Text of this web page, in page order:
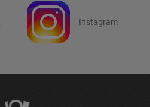
Instagram